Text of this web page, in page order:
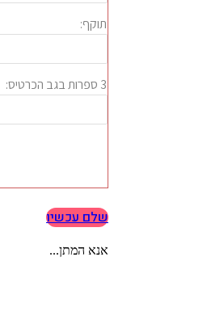
שלם עכשיו
אנא המתן...